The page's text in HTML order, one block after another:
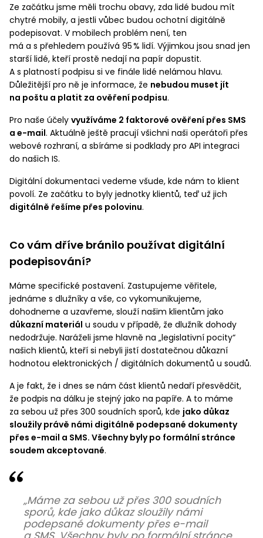
Ze začátku jsme měli trochu obavy, zda lidé budou mít
chytré mobily, a jestli vůbec budou ochotní digitálně
podepisovat. V mobilech problém není, ten
má a s přehledem používá 95 % lidí. Výjimkou jsou snad jen
starší lidé, kteří prostě nedají na papír dopustit.
A s platností podpisu si ve finále lidé nelámou hlavu.
Důležitější pro ně je informace, že nebudou muset jít
na poštu a platit za ověření podpisu.
Pro naše účely využíváme 2 faktorové ověření přes SMS
a e-mail. Aktuálně ještě pracují všichni naši operátoři přes
webové rozhraní, a sbíráme si podklady pro API integraci
do našich IS.
Digitální dokumentaci vedeme všude, kde nám to klient
povolí. Ze začátku to byly jednotky klientů, teď už jich
digitálně řešíme přes polovinu.
Co vám dříve bránilo používat digitální
podepisování?
Máme specifické postavení. Zastupujeme věřitele,
jednáme s dlužníky a vše, co vykomunikujeme,
dohodneme a uzavřeme, slouží našim klientům jako
důkazní materiál u soudu v případě, že dlužník dohody
nedodržuje. Naráželi jsme hlavně na „legislativní pocity“
našich klientů, kteří si nebyli jistí dostatečnou důkazní
hodnotou elektronických / digitálních dokumentů u soudů.
A je fakt, že i dnes se nám část klientů nedaří přesvědčit,
že podpis na dálku je stejný jako na papíře. A to máme
za sebou už přes 300 soudních sporů, kde jako důkaz
sloužily právě námi digitálně podepsané dokumenty
přes e-mail a SMS. Všechny byly po formální stránce
soudem akceptované.
„Máme za sebou už přes 300 soudních
sporů, kde jako důkaz sloužily námi
podepsané dokumenty přes e-mail